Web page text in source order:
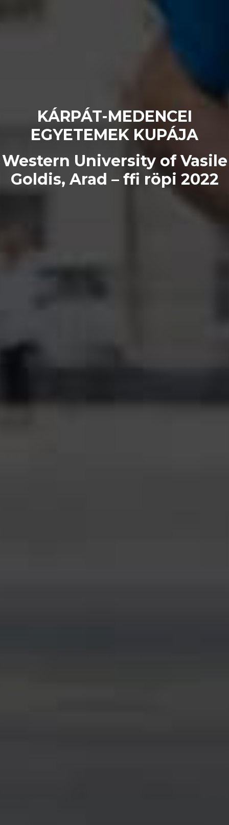
KÁRPÁT-MEDENCEI
EGYETEMEK KUPÁJA
Western University of Vasile
Goldis, Arad – ffi röpi 2022